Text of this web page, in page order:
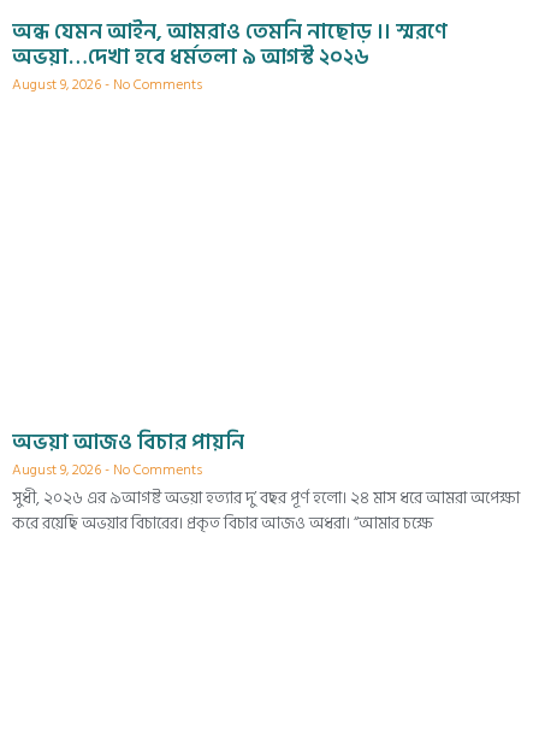
অন্ধ যেমন আইন, আমরাও তেমনি নাছোড় ।। স্মরণে
অভয়া…দেখা হবে ধর্মতলা ৯ আগস্ট ২০২৬
August 9, 2026 No Comments
অভয়া আজও বিচার পায়নি
August 9, 2026 No Comments
সুধী, ২০২৬ এর ৯আগষ্ট অভয়া হত্যার দু’ বছর পূর্ণ হলো। ২৪ মাস ধরে আমরা অপেক্ষা
করে রয়েছি অভয়ার বিচারের। প্রকৃত বিচার আজও অধরা। “আমার চক্ষে